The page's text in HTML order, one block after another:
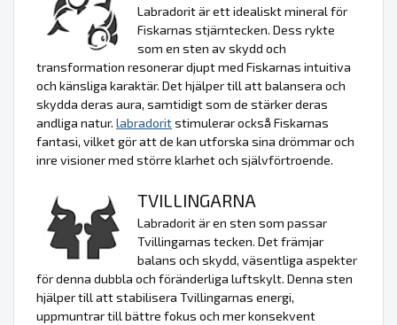
Labradorit är ett idealiskt mineral för
Fiskarnas stjärntecken. Dess rykte
som en sten av skydd och
transformation resonerar djupt med Fiskarnas intuitiva
och känsliga karaktär. Det hjälper till att balansera och
skydda deras aura, samtidigt som de stärker deras
andliga natur. labradoritstimulerar också Fiskarnas
fantasi, vilket gör att de kan utforska sina drömmar och
inre visioner med större klarhet och självförtroende.
TVILLINGARNA
Labradorit är en sten som passar
Tvillingarnas tecken. Det främjar
balans och skydd, väsentliga aspekter
för denna dubbla och föränderliga luftskylt. Denna sten
hjälper till att stabilisera Tvillingarnas energi,
uppmuntrar till bättre fokus och mer konsekvent